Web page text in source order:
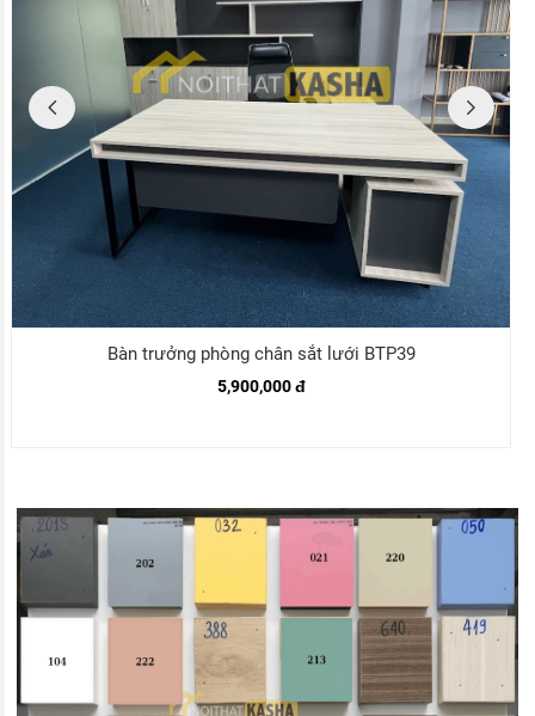
Bàn trưởng phòng chân sắt lưới BTP39
5,900,000 đ